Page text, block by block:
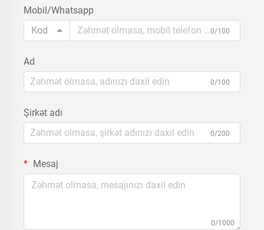
Mobil/Whatsapp
Kod
0/100
Ad
0/100
Şirkət adı
0/200
Mesaj
0/1000